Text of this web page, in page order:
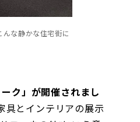
な静かな住宅街に
ク」が開催されまし
とインテリアの展示